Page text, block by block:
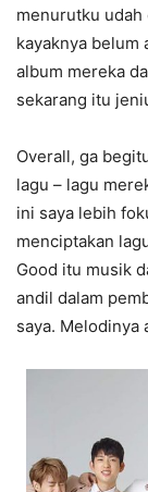
menurutku udah
kayaknya belum
album mereka
sekarang itu
Overall, ga
lagu – lagu
ini saya lebih
menciptakan
Good itu musik
andil dalam
saya. Melodinya